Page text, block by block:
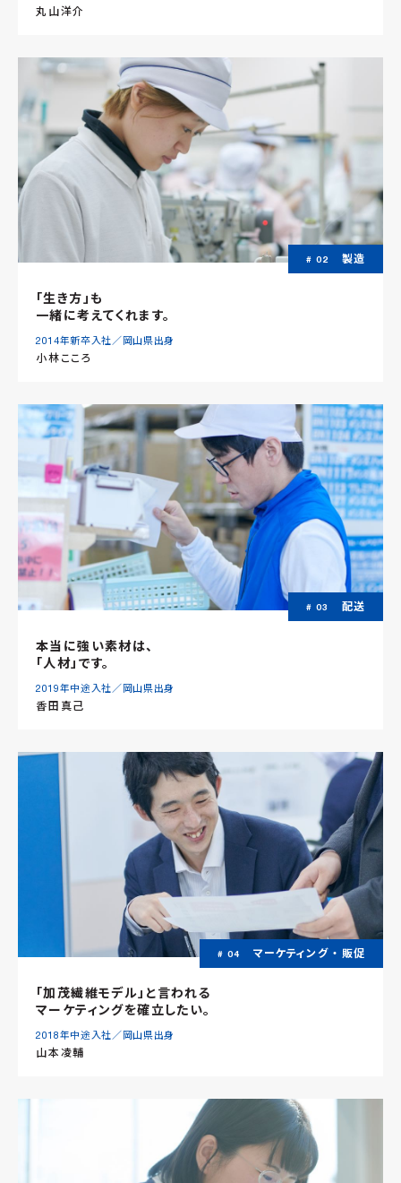
丸山洋介
# 02 製造
「生き方」も
一緒に考えてくれます。
2014年新卒入社／岡山県出身
小林こころ
# 03 配送
本当に強い素材は、
「人材」です。
2019年中途入社／岡山県出身
香田真己
# 04 マーケティング ・ 販促
「加茂繊維モデル」と言われる
マーケティングを確立したい。
2018年中途入社／岡山県出身
山本凌輔